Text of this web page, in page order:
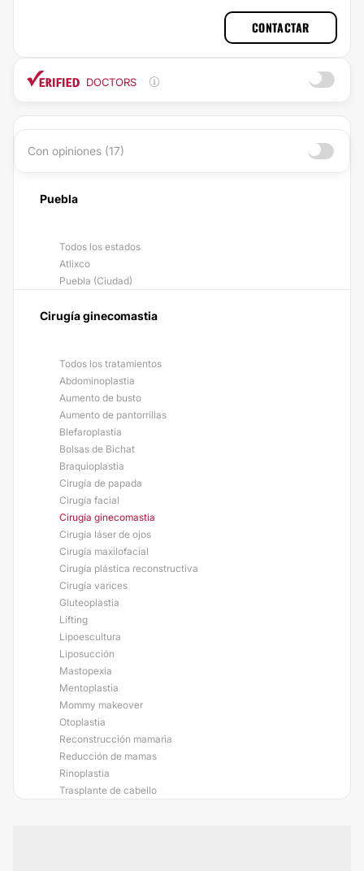
CONTACTAR
DOCTORS
Con opiniones (17)
Puebla
Todos los estados
Atlixco
Puebla (Ciudad)
Cirugía ginecomastia
Todos los tratamientos
Abdominoplastia
Aumento de busto
Aumento de pantorrillas
Blefaroplastia
Bolsas de Bichat
Braquioplastia
Cirugía de papada
Cirugía facial
Cirugía ginecomastia
Cirugía láser de ojos
Cirugía maxilofacial
Cirugía plástica reconstructiva
Cirugía varices
Gluteoplastia
Lifting
Lipoescultura
Liposucción
Mastopexia
Mentoplastia
Mommy makeover
Otoplastia
Reconstrucción mamaria
Reducción de mamas
Rinoplastia
Trasplante de cabello